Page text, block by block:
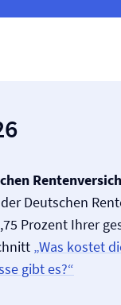
Deutschen
Prozent Ihrer
„Was kostet
gibt es?“